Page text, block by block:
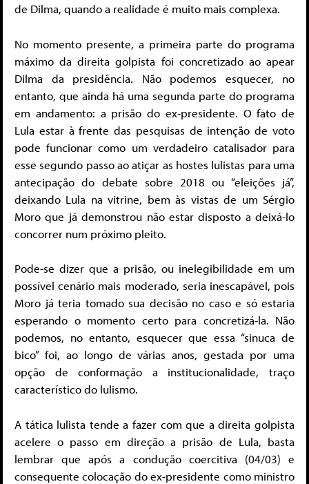
de Dilma, quando a realidade é muito mais complexa.
No momento presente, a primeira parte do programa
máximo da direita golpista foi concretizado ao apear
Dilma da presidência. Não podemos esquecer, no
entanto, que ainda há uma segunda parte do programa
em andamento: a prisão do ex-presidente. O fato de
Lula estar à frente das pesquisas de intenção de voto
pode funcionar como um verdadeiro catalisador para
esse segundo passo ao atiçar as hostes lulistas para uma
antecipação do debate sobre 2018 ou “eleições já”,
deixando Lula na vitrine, bem às vistas de um Sérgio
Moro que já demonstrou não estar disposto a deixá-lo
concorrer num próximo pleito.
Pode-se dizer que a prisão, ou inelegibilidade em um
possível cenário mais moderado, seria inescapável, pois
Moro já teria tomado sua decisão no caso e só estaria
esperando o momento certo para concretizá-la. Não
podemos, no entanto, esquecer que essa “sinuca de
bico” foi, ao longo de várias anos, gestada por uma
opção de conformação a institucionalidade, traço
característico do lulismo.
A tática lulista tende a fazer com que a direita golpista
acelere o passo em direção a prisão de Lula, basta
lembrar que após a condução coercitiva (04/03) e
consequente colocação do ex-presidente como ministro